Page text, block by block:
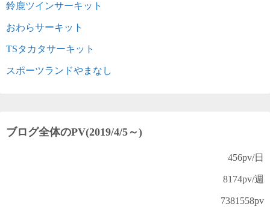
鈴鹿ツインサーキット
おわらサーキット
TSタカタサーキット
スポーツランドやまなし
ブログ全体のPV(2019/4/5～)
456pv/日
8174pv/週
7381558pv